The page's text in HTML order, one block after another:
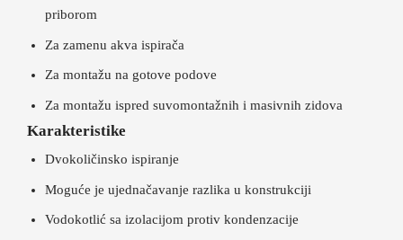
priborom
Za zamenu akva ispirača
Za montažu na gotove podove
Za montažu ispred suvomontažnih i masivnih zidova
Karakteristike
Dvokoličinsko ispiranje
Moguće je ujednačavanje razlika u konstrukciji
Vodokotlić sa izolacijom protiv kondenzacije